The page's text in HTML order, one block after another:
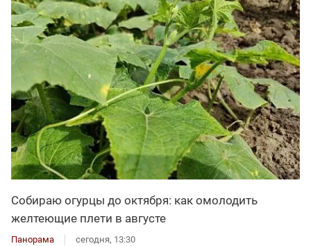
Собираю огурцы до октября: как омолодить
желтеющие плети в августе
Панорама сегодня, 13:30